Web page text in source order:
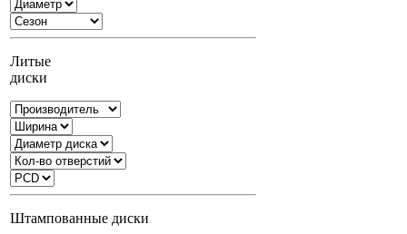
Литые
диски
Штампованные диски